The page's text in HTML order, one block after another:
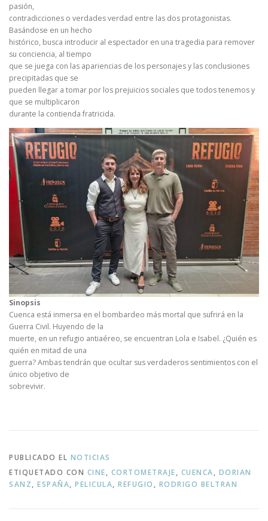
pasión,
contradicciones o verdades verdad entre las dos protagonistas.
Basándose en un hecho
histórico, busca introducir al espectador en una tragedia para remover
su conciencia, al tiempo
que se juega con las apariencias de los personajes y las conclusiones
precipitadas que se
pueden llegar a tomar por los prejuicios sociales que todos tenemos y
que se multiplicaron
durante la contienda fratricida.
Sinopsis
Cuenca está inmersa en el bombardeo más mortal que sufrirá en la
Guerra Civil. Huyendo de la
muerte, en un refugio antiaéreo, se encuentran Lola e Isabel. ¿Quién es
quién en mitad de una
guerra? Ambas tendrán que ocultar sus verdaderos sentimientos con el
único objetivo de
sobrevivir.
PUBLICADO EL NOTICIAS
ETIQUETADO CON CINE, CORTOMETRAJE, CUENCA, DORIAN
SANZ, ESPAÑA, PELICULA, REFUGIO , RODRIGO BELTRAN